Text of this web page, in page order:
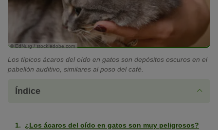
© EdNurg / stock.adobe.com
Los típicos ácaros del oído en gatos son depósitos oscuros en el
pabellón auditivo, similares al poso del café.
Índice
¿Los ácaros del oído en gatos son muy peligrosos?